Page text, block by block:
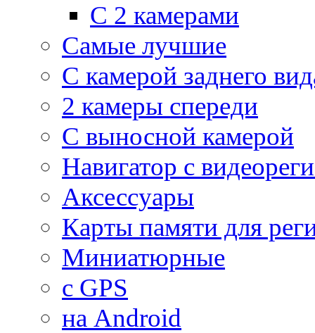
С 2 камерами
Самые лучшие
С камерой заднего
2 камеры спереди
С выносной камерой
Навигатор с
Аксессуары
Карты памяти для
Миниатюрные
с GPS
на Android